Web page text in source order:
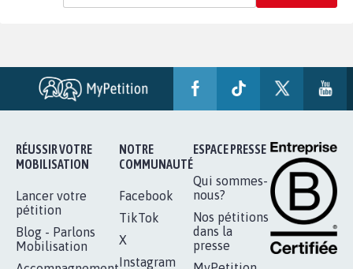
RÉUSSIR VOTRE
MOBILISATION
Lancer votre
pétition
Blog - Parlons
Mobilisation
NOTRE
COMMUNAUTÉ
Facebook
TikTok
X
Instagram
ESPACE PRESSE
Qui sommes-
nous?
Nos pétitions
dans la
presse